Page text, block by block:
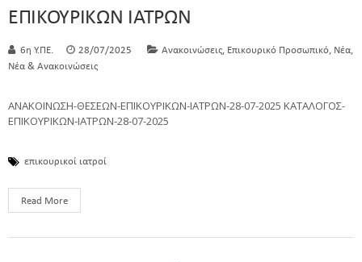
ΕΠΙΚΟΥΡΙΚΩΝ ΙΑΤΡΩΝ
6η Υ.ΠΕ. 28/07/2025 Ανακοινώσεις Επικουρικό Προσωπικό Νέα
Νέα & Ανακοινώσεις
ΑΝΑΚΟΙΝΩΣΗ-ΘΕΣΕΩΝ-ΕΠΙΚΟΥΡΙΚΩΝ-ΙΑΤΡΩΝ-28-07-2025 ΚΑΤΑΛΟΓΟΣ-
ΕΠΙΚΟΥΡΙΚΩΝ-ΙΑΤΡΩΝ-28-07-2025
επικουρικοί ιατροί
Read More